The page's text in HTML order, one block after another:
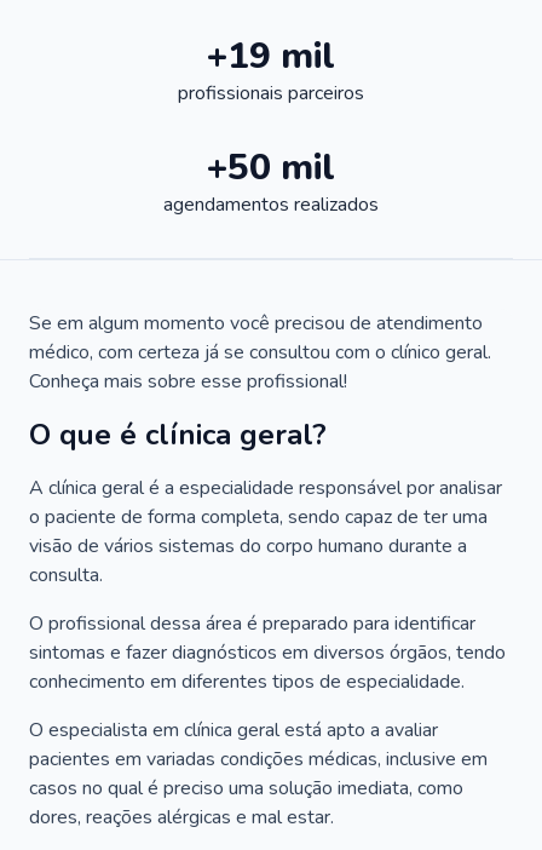
+19 mil
profissionais parceiros
+50 mil
agendamentos realizados
Se em algum momento você precisou de atendimento
médico, com certeza já se consultou com o clínico geral.
Conheça mais sobre esse profissional!
O que é clínica geral?
A clínica geral é a especialidade responsável por analisar
o paciente de forma completa, sendo capaz de ter uma
visão de vários sistemas do corpo humano durante a
consulta.
O profissional dessa área é preparado para identificar
sintomas e fazer diagnósticos em diversos órgãos, tendo
conhecimento em diferentes tipos de especialidade.
O especialista em clínica geral está apto a avaliar
pacientes em variadas condições médicas, inclusive em
casos no qual é preciso uma solução imediata, como
dores, reações alérgicas e mal estar.